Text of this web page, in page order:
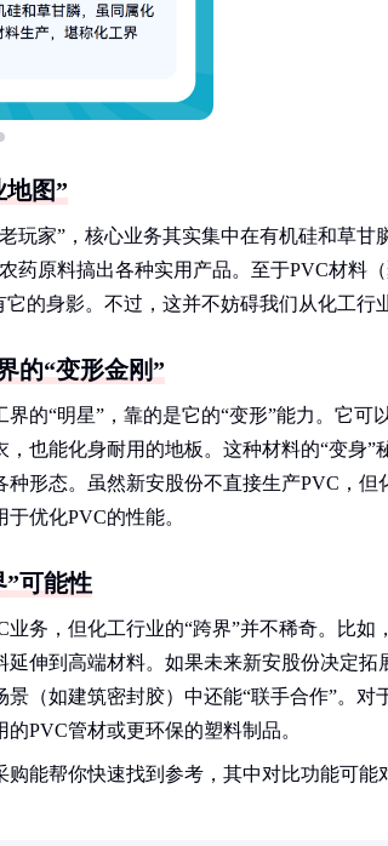
地图”
玩家”，核心业务其实集中在有机硅和草
药原料搞出各种实用产品。至于PVC材料
它的身影。不过，这并不妨碍我们从化工行
的“变形金刚”
的“明星”，靠的是它的“变形”能力。它
，也能化身耐用的地板。这种材料的“变
种形态。虽然新安股份不直接生产PVC，
优化PVC的性能。
”可能性
业务，但化工行业的“跨界”并不稀奇。比
延伸到高端材料。如果未来新安股份决定
（如建筑密封胶）中还能“联手合作”。对
PVC管材或更环保的塑料制品。
购能帮你快速找到参考，其中对比功能可能